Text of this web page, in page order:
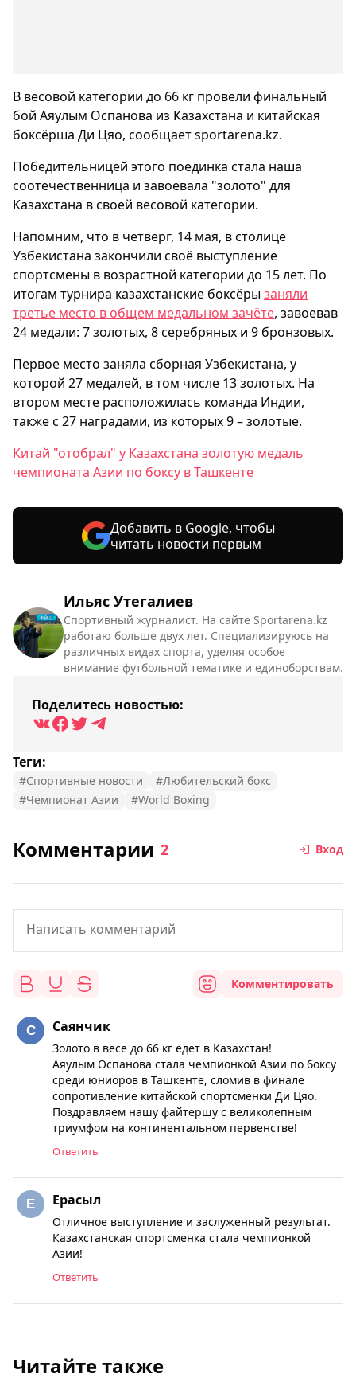
Ильяс Утегалиев
Спортивный журналист. На сайте Sportarena.kz
работаю больше двух лет. Специализируюсь на
различных видах спорта, уделяя особое
внимание футбольной тематике и единоборствам.
Поделитесь новостью:
Теги:
#Спортивные новости
#Любительский бокс
#Чемпионат Азии
#World Boxing
В весовой категории до 66 кг провели финальный
бой Аяулым Оспанова из Казахстана и китайская
боксёрша Ди Цяо, сообщает sportarena.kz.
Победительницей этого поединка стала наша
соотечественница и завоевала "золото" для
Казахстана в своей весовой категории.
Напомним, что в четверг, 14 мая, в столице
Узбекистана закончили своё выступление
спортсмены в возрастной категории до 15 лет. По
итогам турнира казахстанские боксёрызаняли
третье место в общем медальном зачёте, завоевав
24 медали: 7 золотых, 8 серебряных и 9 бронзовых.
Первое место заняла сборная Узбекистана, у
которой 27 медалей, в том числе 13 золотых. На
втором месте расположилась команда Индии,
также с 27 наградами, из которых 9 – золотые.
Китай "отобрал" у Казахстана золотую медаль
чемпионата Азии по боксу в Ташкенте
Добавить в Google, чтобы
читать новости первым
Комментарии 2 Вход
Комментировать
Саянчик
Золото в весе до 66 кг едет в Казахстан!
Аяулым Оспанова стала чемпионкой Азии по боксу
среди юниоров в Ташкенте, сломив в финале
сопротивление китайской спортсменки Ди Цяо.
Поздравляем нашу файтершу с великолепным
триумфом на континентальном первенстве!
Ответить
Ерасыл
Отличное выступление и заслуженный результат.
Казахстанская спортсменка стала чемпионкой
Азии!
Ответить
Читайте также